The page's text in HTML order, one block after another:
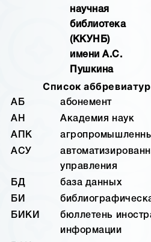
научная
библиотека
(ККУНБ)
имени А.С.
Пушкина
Список
АБ
абонемент
АН
Академия наук
АПК
АСУ
управления
БД
база данных
БИ
БИКИ
бюллетень
информации